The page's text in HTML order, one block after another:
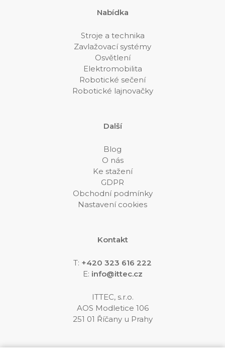
Nabídka
Stroje a technika
Zavlažovací systémy
Osvětlení
Elektromobilita
Robotické sečení
Robotické lajnovačky
Další
Blog
O nás
Ke stažení
GDPR
Obchodní podmínky
Nastavení cookies
Kontakt
T: +420 323 616 222
E: info@ittec.cz
ITTEC, s.r.o.
AOS Modletice 106
251 01 Říčany u Prahy